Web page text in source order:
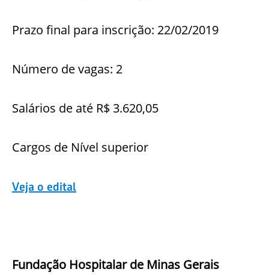
Prazo final para inscrição: 22/02/2019
Número de vagas: 2
Salários de até R$ 3.620,05
Cargos de Nível superior
Veja o edital
Fundação Hospitalar de Minas Gerais